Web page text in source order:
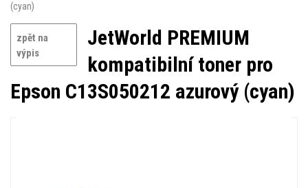
(cyan)
zpět na
výpis
JetWorld PREMIUM
kompatibilní toner pro
Epson C13S050212 azurový (cyan)